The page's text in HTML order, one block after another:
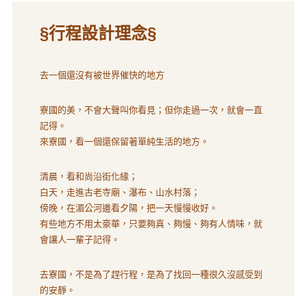
§行程設計理念§
去一個還沒有被世界催快的地方
寮國的美，不會大聲叫你看見；但你走過一次，就會一直
記得。
來寮國，看一個還保留著單純生活的地方。
清晨，看和尚沿街化緣；
白天，走進古老寺廟、瀑布、山水村落；
傍晚，在湄公河邊看夕陽，把一天慢慢收好。
有些地方不用太豪華，只要夠真、夠慢、夠有人情味，就
會讓人一輩子記得。
去寮國，不是為了趕行程，是為了找回一種很久沒感受到
的安靜。